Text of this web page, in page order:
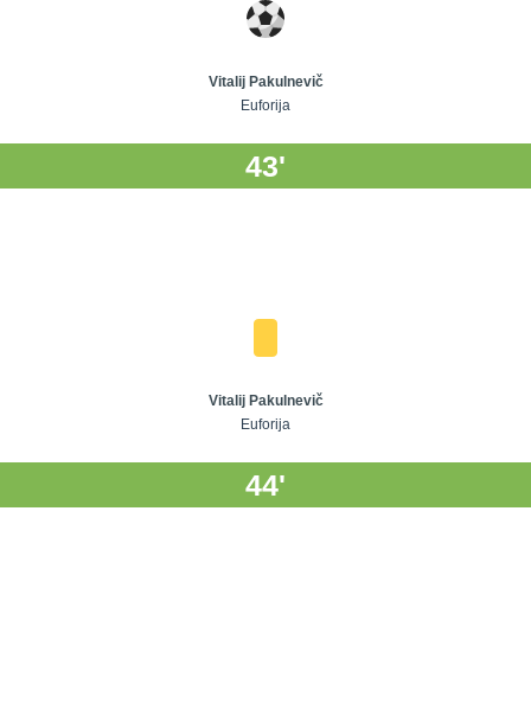
Vitalij Pakulnevič
Euforija
43'
Vitalij Pakulnevič
Euforija
44'